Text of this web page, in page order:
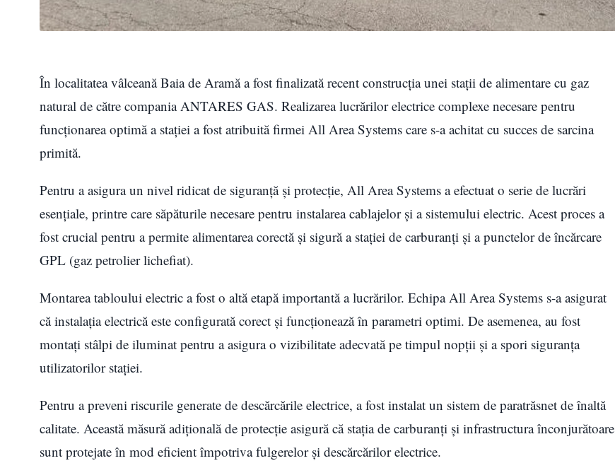
În localitatea vâlceană Baia de Aramă a fost finalizată recent construcția unei stații de alimentare cu gaz
natural de către compania ANTARES GAS. Realizarea lucrărilor electrice complexe necesare pentru
funcționarea optimă a stației a fost atribuită firmei All Area Systems care s-a achitat cu succes de sarcina
primită.
Pentru a asigura un nivel ridicat de siguranță și protecție, All Area Systems a efectuat o serie de lucrări
esențiale, printre care săpăturile necesare pentru instalarea cablajelor și a sistemului electric. Acest proces a
fost crucial pentru a permite alimentarea corectă și sigură a stației de carburanți și a punctelor de încărcare
GPL (gaz petrolier lichefiat).
Montarea tabloului electric a fost o altă etapă importantă a lucrărilor. Echipa All Area Systems s-a asigurat
că instalația electrică este configurată corect și funcționează în parametri optimi. De asemenea, au fost
montați stâlpi de iluminat pentru a asigura o vizibilitate adecvată pe timpul nopții și a spori siguranța
utilizatorilor stației.
Pentru a preveni riscurile generate de descărcările electrice, a fost instalat un sistem de paratrăsnet de înaltă
calitate. Această măsură adițională de protecție asigură că stația de carburanți și infrastructura înconjurătoare
sunt protejate în mod eficient împotriva fulgerelor și descărcărilor electrice.